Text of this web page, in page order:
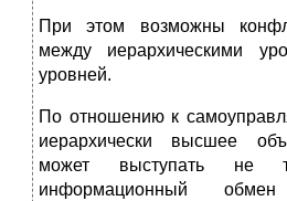
При этом возможны
между иерархическими
уровней.
По отношению к
иерархически высшее
может выступать не
информационный